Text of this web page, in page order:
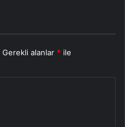
Gerekli alanlar * ile